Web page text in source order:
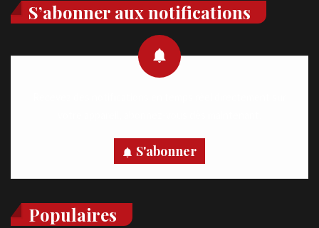
S’abonner aux notifications
S'abonner
Populaires